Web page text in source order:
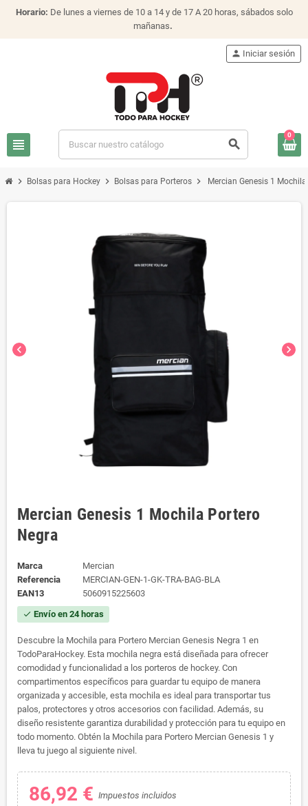
Horario: De lunes a viernes de 10 a 14 y de 17 A 20 horas, sábados solo
mañanas.
view_headline search
person Iniciar sesión
0
chevron_right Bolsas para Hockey chevron_right Bolsas para Porteros chevron_right Mercian Genesis 1
chevron_left chevron_right
Mercian Genesis 1 Mochila Portero
Negra
Marca
Mercian
Referencia
MERCIAN-GEN-1-GK-TRA-BAG-BLA
EAN13
5060915225603
check Envío en 24 horas
Descubre la Mochila para Portero Mercian Genesis Negra 1 en
TodoParaHockey. Esta mochila negra está diseñada para ofrecer
comodidad y funcionalidad a los porteros de hockey. Con
compartimentos específicos para guardar tu equipo de manera
organizada y accesible, esta mochila es ideal para transportar tus
palos, protectores y otros accesorios con facilidad. Además, su
diseño resistente garantiza durabilidad y protección para tu equipo en
todo momento. Obtén la Mochila para Portero Mercian Genesis 1 y
lleva tu juego al siguiente nivel.
86,92 € Impuestos incluidos